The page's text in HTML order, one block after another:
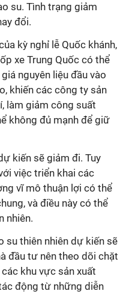
su. Tình trạng giảm
đổi.
kỳ nghỉ lễ Quốc khánh,
xe Trung Quốc có thể
nguyên liệu đầu vào
khiến các công ty sản
làm giảm công suất
không đủ mạnh để giữ
kiến sẽ giảm đi. Tuy
việc triển khai các
vĩ mô thuận lợi có thể
và điều này có thể
nhiên.
su thiên nhiên dự kiến sẽ
đầu tư nên theo dõi chặt
khu vực sản xuất
động từ những diễn